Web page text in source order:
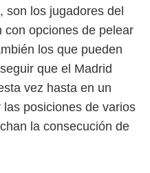
, son los jugadores del
con opciones de pelear
los que pueden
que el Madrid
vez hasta en un
posiciones de varios
la consecución de